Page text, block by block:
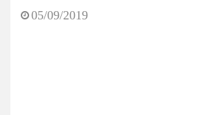
05/09/2019